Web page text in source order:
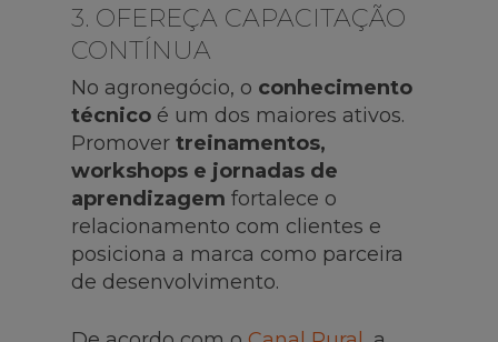
3. OFEREÇA CAPACITAÇÃO
CONTÍNUA
No agronegócio, o conhecimento
técnico é um dos maiores ativos.
Promover treinamentos,
workshops e jornadas de
aprendizagem fortalece o
relacionamento com clientes e
posiciona a marca como parceira
de desenvolvimento.